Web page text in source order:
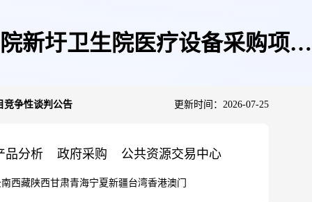
新圩卫生院医疗设备采购项目
竞争性谈判公告 更新时间：2026-07-25
品分析 政府采购 公共资源交易中心
西藏陕西甘肃青海宁夏新疆台湾香港澳门